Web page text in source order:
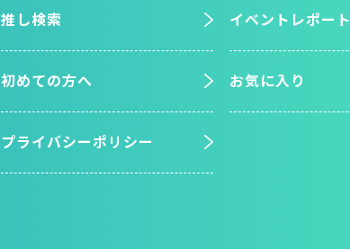
推し検索 イベントレポート
初めての方へ お気に入り
プライバシーポリシー